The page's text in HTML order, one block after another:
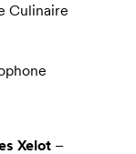
Culinaire
Xelot –